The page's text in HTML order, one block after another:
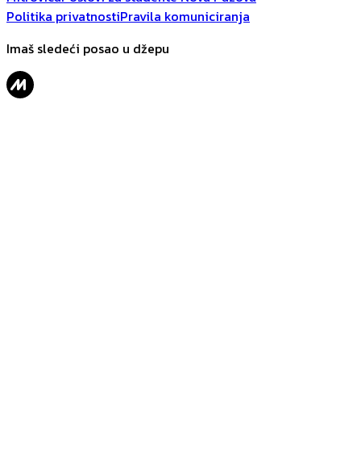
Politika privatnostiPravila komuniciranja
Imaš sledeći posao u džepu